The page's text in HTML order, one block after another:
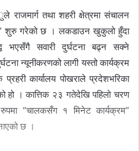
राजमार्ग तथा शहरी क्षेत्रमा संचालन
शुरु गरेको छ । लकडाउन खुकुलो हुँदा
भएसँगै सवारी दुर्घटना बढ्न सक्ने
न्यूनीकरणको लागी यस्तो कार्यक्रम
कार्यालय पोखराले प्रदेशभरिका
हो । कात्तिक २३ गतेदेखि पहिलो चरण
“चालकसँग १ मिनेट कार्यक्रम”
छ ।